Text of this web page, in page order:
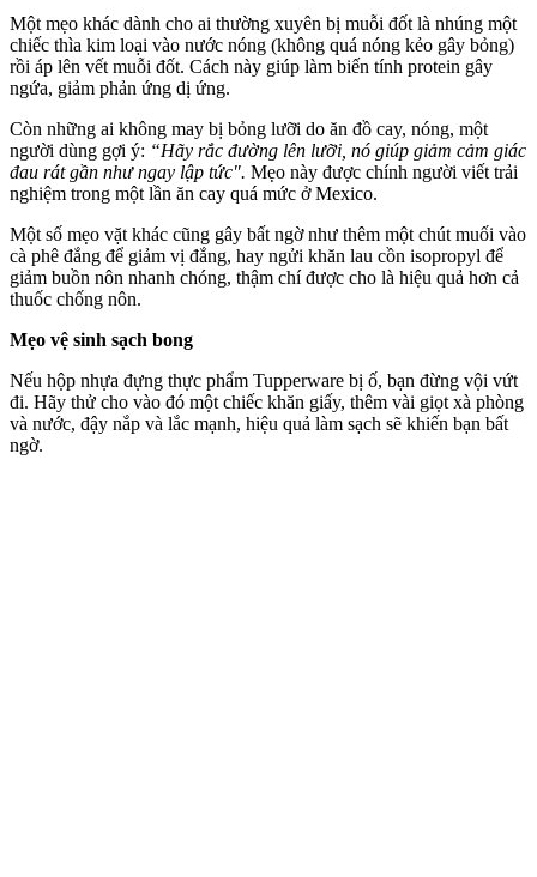
Một mẹo khác dành cho ai thường xuyên bị muỗi đốt là nhúng một
chiếc thìa kim loại vào nước nóng (không quá nóng kẻo gây bỏng)
rồi áp lên vết muỗi đốt. Cách này giúp làm biến tính protein gây
ngứa, giảm phản ứng dị ứng.
Còn những ai không may bị bỏng lưỡi do ăn đồ cay, nóng, một
người dùng gợi ý: “Hãy rắc đường lên lưỡi, nó giúp giảm cảm giác
đau rát gần như ngay lập tức". Mẹo này được chính người viết trải
nghiệm trong một lần ăn cay quá mức ở Mexico.
Một số mẹo vặt khác cũng gây bất ngờ như thêm một chút muối vào
cà phê đắng để giảm vị đắng, hay ngửi khăn lau cồn isopropyl để
giảm buồn nôn nhanh chóng, thậm chí được cho là hiệu quả hơn cả
thuốc chống nôn.
Mẹo vệ sinh sạch bong
Nếu hộp nhựa đựng thực phẩm Tupperware bị ố, bạn đừng vội vứt
đi. Hãy thử cho vào đó một chiếc khăn giấy, thêm vài giọt xà phòng
và nước, đậy nắp và lắc mạnh, hiệu quả làm sạch sẽ khiến bạn bất
ngờ.